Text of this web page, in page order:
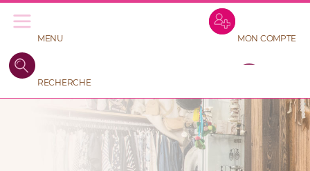
contenu
Recherche
de
produits
MENU
RECHERCHE
MON COMPTE